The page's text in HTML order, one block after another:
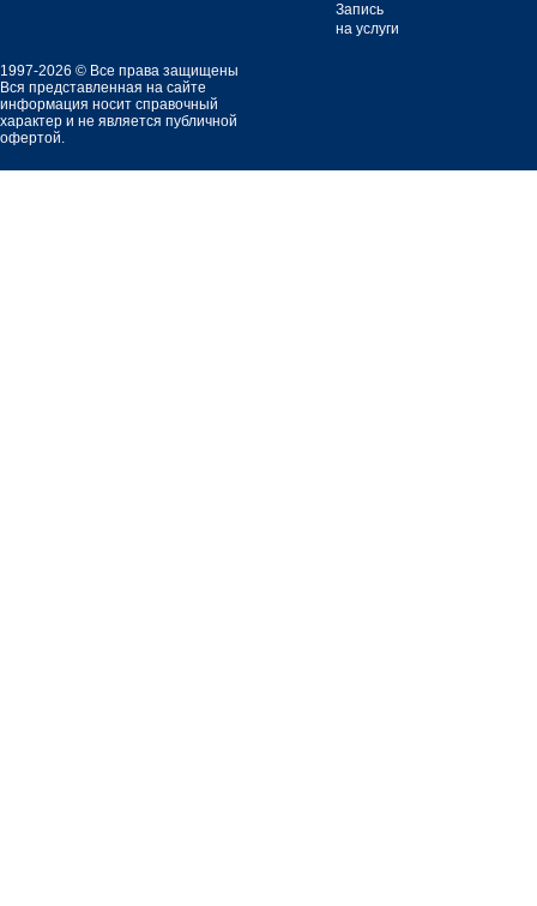
Запись
на услуги
1997-2026 © Все права защищены
Вся представленная на сайте
информация носит справочный
характер и не является публичной
офертой.